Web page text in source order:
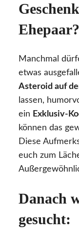
Ehepaar?
Manchmal
etwas
Asteroid auf
lassen,
ein Exklusiv-
können das
Diese
euch zum
Danach
gesucht: